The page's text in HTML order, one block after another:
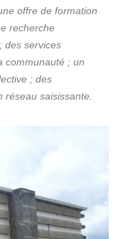
offre de formation
recherche
des services
communauté ; un
; des
saisissante.